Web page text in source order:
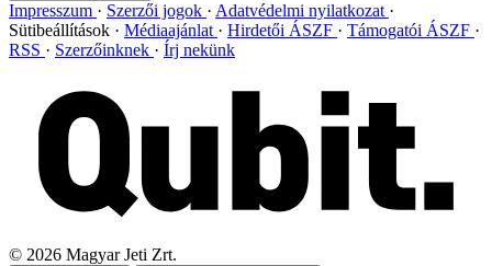
Impresszum Szerzői jogok
Adatvédelmi nyilatkozat
Sütibeállítások
Médiaajánlat Hirdetői ÁSZF
Támogatói ÁSZF
RSS
Szerzőinknek Írj nekünk
© 2026 Magyar Jeti Zrt.